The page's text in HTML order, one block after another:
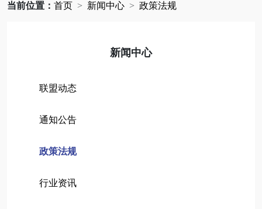
当前位置： 首页 新闻中心 政策法规
新闻中心
联盟动态
通知公告
政策法规
行业资讯